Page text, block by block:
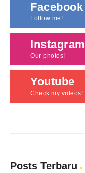
Facebook
Follow me!
Instagram
Our photos!
Youtube
Check my videos!
Posts Terbaru